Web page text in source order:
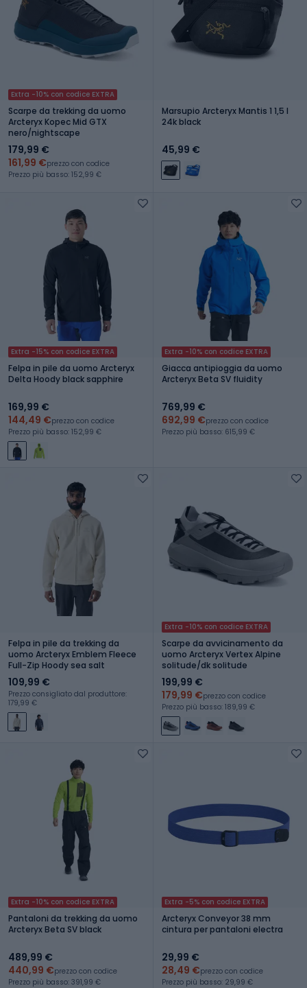
Extra -10% con codice EXTRA
Scarpe da trekking da uomo
Arcteryx Kopec Mid GTX
nero/nightscape
179,99 €
161,99 €prezzo con codice
Prezzo più basso: 152,99 €
Marsupio Arcteryx Mantis 1 1,5 l
24k black
45,99 €
Extra -15% con codice EXTRA
Felpa in pile da uomo Arcteryx
Delta Hoody black sapphire
169,99 €
144,49 €prezzo con codice
Prezzo più basso: 152,99 €
Extra -10% con codice EXTRA
Giacca antipioggia da uomo
Arcteryx Beta SV fluidity
769,99 €
692,99 €prezzo con codice
Prezzo più basso: 615,99 €
Felpa in pile da trekking da
uomo Arcteryx Emblem Fleece
Full-Zip Hoody sea salt
109,99 €
Prezzo consigliato dal produttore:
179,99 €
Extra -10% con codice EXTRA
Scarpe da avvicinamento da
uomo Arcteryx Vertex Alpine
solitude/dk solitude
199,99 €
179,99 €prezzo con codice
Prezzo più basso: 189,99 €
Extra -10% con codice EXTRA
Pantaloni da trekking da uomo
Arcteryx Beta SV black
489,99 €
440,99 €prezzo con codice
Prezzo più basso: 391,99 €
Extra -5% con codice EXTRA
Arcteryx Conveyor 38 mm
cintura per pantaloni electra
29,99 €
28,49 €prezzo con codice
Prezzo più basso: 29,99 €